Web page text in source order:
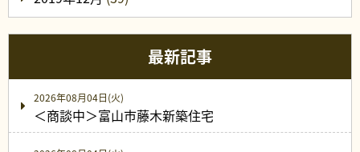
最新記事
2026年08月04日(火)
＜商談中＞富山市藤木新築住宅